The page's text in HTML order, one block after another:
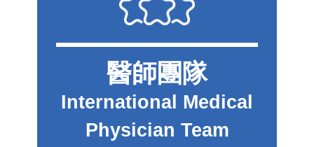
醫師團隊
International Medical
Physician Team